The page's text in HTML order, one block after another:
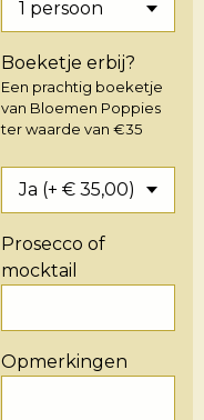
Boeketje erbij?
Een prachtig boeketje
van Bloemen Poppies
ter waarde van €35
Prosecco of
mocktail
Opmerkingen